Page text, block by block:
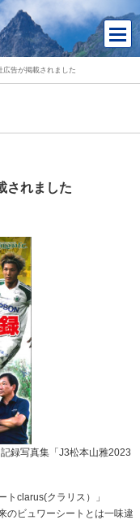
広告が掲載されました
されました
録写真集「J3松本山雅2023
トclarus(クラリス）」
のビュワーシートとは一味違